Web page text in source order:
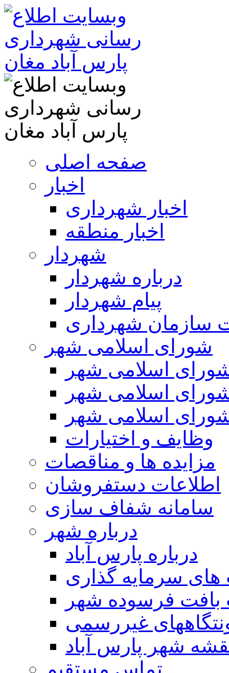
صفحه اصلی
اخبار
اخبار شهرداری
اخبار منطقه
شهردار
درباره شهردار
پیام شهردار
سازمان شهرداری
شورای اسلامی شهر
اسلامی شهر
اسلامی شهر
اسلامی شهر
وظایف و اختیارات
مزایده ها و مناقصات
اطلاعات دستفروشان
سامانه شفاف سازی
درباره شهر
درباره پارس آباد
سرمایه گذاری
بافت فرسوده شهر
غیررسمی
شهر پارس آباد